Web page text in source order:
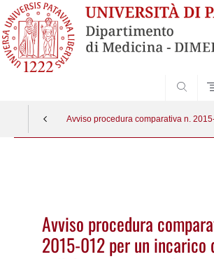
Avviso procedura comparativa n.
Avviso procedura
2015-012 per un incarico